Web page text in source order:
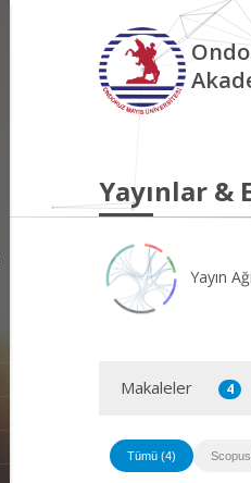
Yayınlar &
Yayın Ağı
Makaleler 4
Tümü (4)